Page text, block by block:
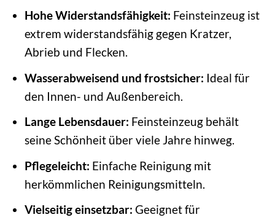
Hohe Widerstandsfähigkeit: Feinsteinzeug ist
extrem widerstandsfähig gegen Kratzer,
Abrieb und Flecken.
Wasserabweisend und frostsicher: Ideal für
den Innen- und Außenbereich.
Lange Lebensdauer: Feinsteinzeug behält
seine Schönheit über viele Jahre hinweg.
Pflegeleicht: Einfache Reinigung mit
herkömmlichen Reinigungsmitteln.
Vielseitig einsetzbar: Geeignet für